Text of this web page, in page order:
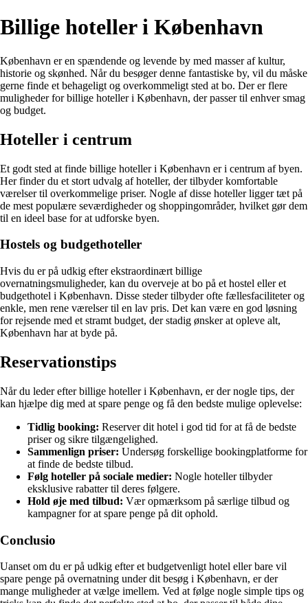
Billige hoteller i København
København er en spændende og levende by med masser af kultur,
historie og skønhed. Når du besøger denne fantastiske by, vil du måske
gerne finde et behageligt og overkommeligt sted at bo. Der er flere
muligheder for billige hoteller i København, der passer til enhver smag
og budget.
Hoteller i centrum
Et godt sted at finde billige hoteller i København er i centrum af byen.
Her finder du et stort udvalg af hoteller, der tilbyder komfortable
værelser til overkommelige priser. Nogle af disse hoteller ligger tæt på
de mest populære seværdigheder og shoppingområder, hvilket gør dem
til en ideel base for at udforske byen.
Hostels og budgethoteller
Hvis du er på udkig efter ekstraordinært billige
overnatningsmuligheder, kan du overveje at bo på et hostel eller et
budgethotel i København. Disse steder tilbyder ofte fællesfaciliteter og
enkle, men rene værelser til en lav pris. Det kan være en god løsning
for rejsende med et stramt budget, der stadig ønsker at opleve alt,
København har at byde på.
Reservationstips
Når du leder efter billige hoteller i København, er der nogle tips, der
kan hjælpe dig med at spare penge og få den bedste mulige oplevelse:
Tidlig booking: Reserver dit hotel i god tid for at få de bedste
priser og sikre tilgængelighed.
Sammenlign priser: Undersøg forskellige bookingplatforme for
at finde de bedste tilbud.
Følg hoteller på sociale medier: Nogle hoteller tilbyder
eksklusive rabatter til deres følgere.
Hold øje med tilbud: Vær opmærksom på særlige tilbud og
kampagner for at spare penge på dit ophold.
Conclusio
Uanset om du er på udkig efter et budgetvenligt hotel eller bare vil
spare penge på overnatning under dit besøg i København, er der
mange muligheder at vælge imellem. Ved at følge nogle simple tips og